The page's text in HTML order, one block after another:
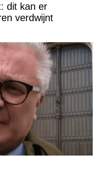
dit kan er
verdwijnt